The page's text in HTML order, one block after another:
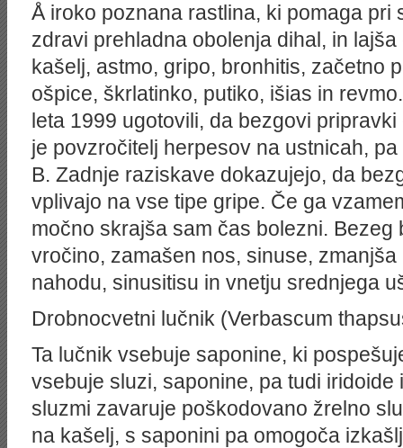
Å iroko poznana rastlina, ki pomaga pri
zdravi prehladna obolenja dihal, in
kašelj, astmo, gripo, bronhitis, začetno
ošpice, škrlatinko, putiko, išias in
leta 1999 ugotovili, da bezgovi
je povzročitelj herpesov na ustnicah,
B. Zadnje raziskave dokazujejo, da
vplivajo na vse tipe gripe. Če ga
močno skrajša sam čas bolezni.
vročino, zamašen nos, sinuse,
nahodu, sinusitisu in vnetju srednjega
Drobnocvetni lučnik (Verbascum
Ta lučnik vsebuje saponine, ki
vsebuje sluzi, saponine, pa tudi iridoide
sluzmi zavaruje poškodovano žrelno
na kašelj, s saponini pa omogoča